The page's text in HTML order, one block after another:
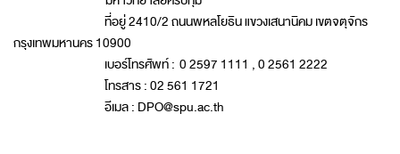
ที่อยู่ 2410/2 ถนนพหลโยธิน แขวงเสนานิคม เขตจตุจักร
กรุงเทพมหานคร 10900
เบอร์โทรศัพท์ : 0 2597 1111 , 0 2561 2222
โทรสาร : 02 561 1721
อีเมล : DPO@spu.ac.th